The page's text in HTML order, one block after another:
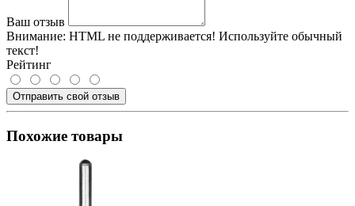
Ваш отзыв
Внимание: HTML не поддерживается! Используйте обычный
текст!
Рейтинг
Отправить свой отзыв
Похожие товары